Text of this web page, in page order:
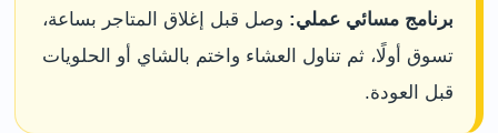
برنامج مسائي عملي: وصل قبل إغلاق المتاجر بساعة،
تسوق أولًا، ثم تناول العشاء واختم بالشاي أو الحلويات
قبل العودة.